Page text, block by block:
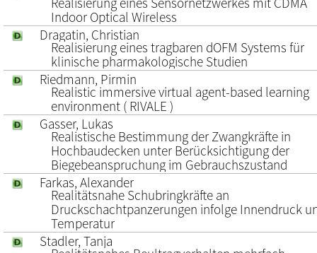
Indoor Optical Wireless
Dragatin, Christian
Realisierung eines tragbaren dOFM Systems für
klinische pharmakologische Studien
Riedmann, Pirmin
Realistic immersive virtual agent-based learning
environment ( RIVALE )
Gasser, Lukas
Realistische Bestimmung der Zwangkräfte in
Hochbaudecken unter Berücksichtigung der
Biegebeanspruchung im Gebrauchszustand
Farkas, Alexander
Realitätsnahe Schubringkräfte an
Druckschachtpanzerungen infolge Innendruck
Temperatur
Stadler, Tanja